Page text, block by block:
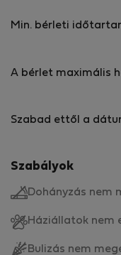
Min. bérleti
A bérlet maximális
Szabad ettől a
Szabályok
Dohányzás nem
Háziállatok nem
Bulizás nem